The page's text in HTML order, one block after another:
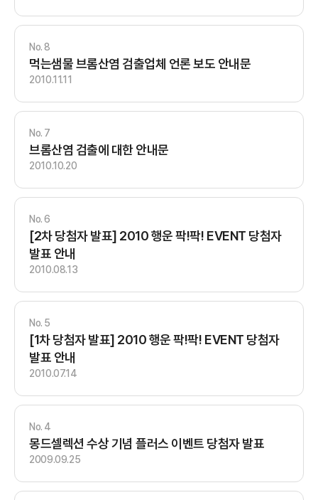
8
먹는샘물 브롬산염 검출업체 언론 보도 안내문
2010.11.11
7
브롬산염 검출에 대한 안내문
2010.10.20
6
[2차 당첨자 발표] 2010 행운 팍!팍! EVENT 당첨자
발표 안내
2010.08.13
5
[1차 당첨자 발표] 2010 행운 팍!팍! EVENT 당첨자
발표 안내
2010.07.14
4
몽드셀렉션 수상 기념 플러스 이벤트 당첨자 발표
2009.09.25